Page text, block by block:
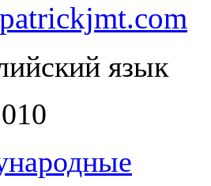
patrickjmt.com
язык